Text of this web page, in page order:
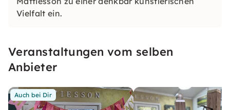
Vielfalt ein.
Veranstaltungen vom selben
Anbieter
Auch bei Dir